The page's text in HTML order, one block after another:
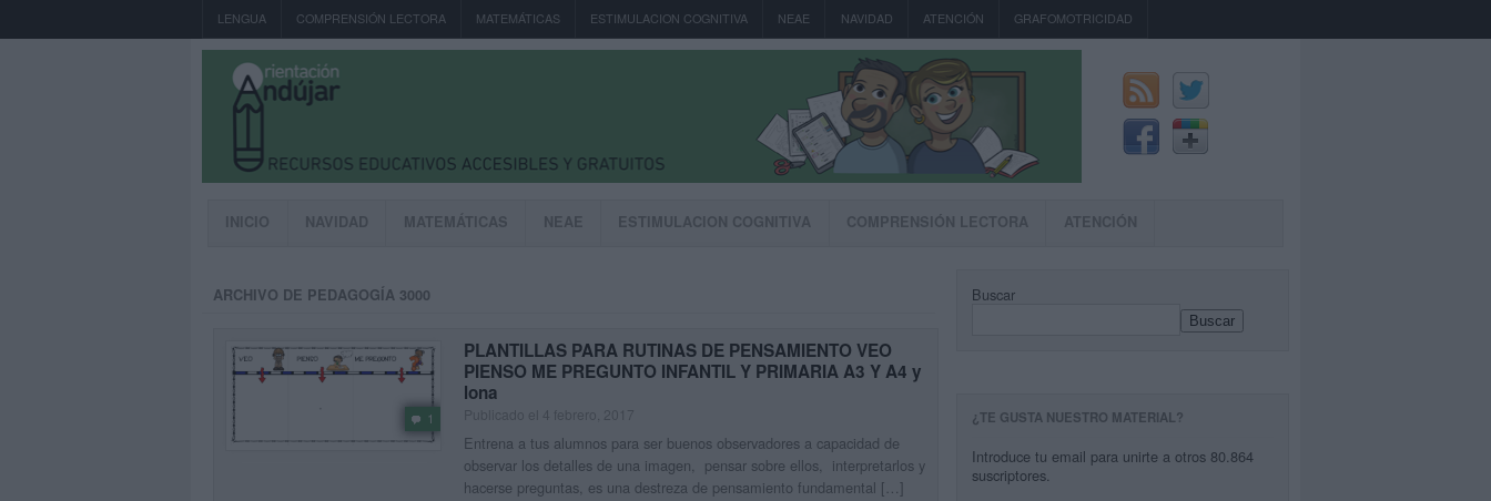
LENGUA COMPRENSIÓN LECTORA MATEMÁTICAS ESTIMULACION COGNITIVA NEAE NAVIDAD ATENCIÓN GRAFOMOTRICIDAD
INICIO NAVIDAD MATEMÁTICAS NEAE ESTIMULACION COGNITIVA COMPRENSIÓN LECTORA ATENCIÓN
ARCHIVO DE PEDAGOGÍA 3000
1
PLANTILLAS PARA RUTINAS DE PENSAMIENTO VEO
PIENSO ME PREGUNTO INFANTIL Y PRIMARIA A3 Y A4 y
lona
Entrena a tus alumnos para ser buenos observadores a capacidad de
observar los detalles de una imagen, pensar sobre ellos, interpretarlos y
hacerse preguntas, es una destreza de pensamiento fundamental […]
Buscar
Buscar
¿TE GUSTA NUESTRO MATERIAL?
Introduce tu email para unirte a otros 80.864
suscriptores.